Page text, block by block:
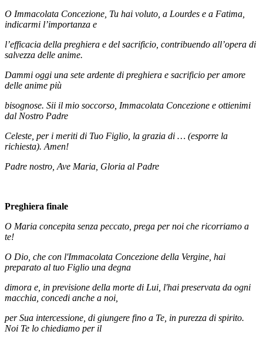
O Immacolata Concezione, Tu hai voluto, a Lourdes e a Fatima,
indicarmi l’importanza e
l’efficacia della preghiera e del sacrificio, contribuendo all’opera di
salvezza delle anime.
Dammi oggi una sete ardente di preghiera e sacrificio per amore
delle anime più
bisognose. Sii il mio soccorso, Immacolata Concezione e ottienimi
dal Nostro Padre
Celeste, per i meriti di Tuo Figlio, la grazia di … (esporre la
richiesta). Amen!
Padre nostro, Ave Maria, Gloria al Padre
Preghiera finale
O Maria concepita senza peccato, prega per noi che ricorriamo a
te!
O Dio, che con l'Immacolata Concezione della Vergine, hai
preparato al tuo Figlio una degna
dimora e, in previsione della morte di Lui, l'hai preservata da ogni
macchia, concedi anche a noi,
per Sua intercessione, di giungere fino a Te, in purezza di spirito.
Noi Te lo chiediamo per il